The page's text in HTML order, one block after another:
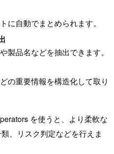
に自動でまとめられます。
製品名などを抽出できます。
の重要情報を構造化して取り
を使うと、より柔軟な
、リスク判定などを行えま